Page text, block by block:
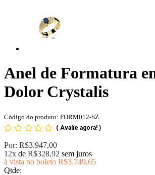
Anel de Formatura
Dolor Crystalis
Código do produto: FORM012-SZ
( Avalie agora! )
Por: R$3.947,00
12x de R$328,92 sem juros
à vista no boleto R$3.749,65
Qtde: